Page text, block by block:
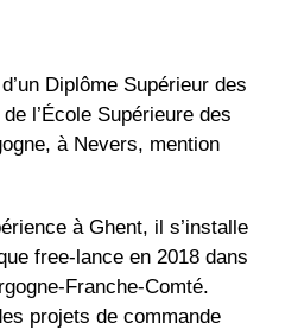
Diplôme Supérieur des
l’École Supérieure des
à Nevers, mention
à Ghent, il s’installe
free-lance en 2018 dans
Franche-Comté.
projets de commande